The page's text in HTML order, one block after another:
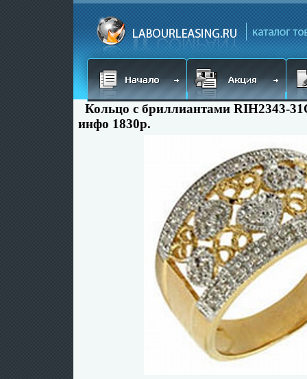
Кольцо с бриллиантами RIH2343-
инфо 1830p.